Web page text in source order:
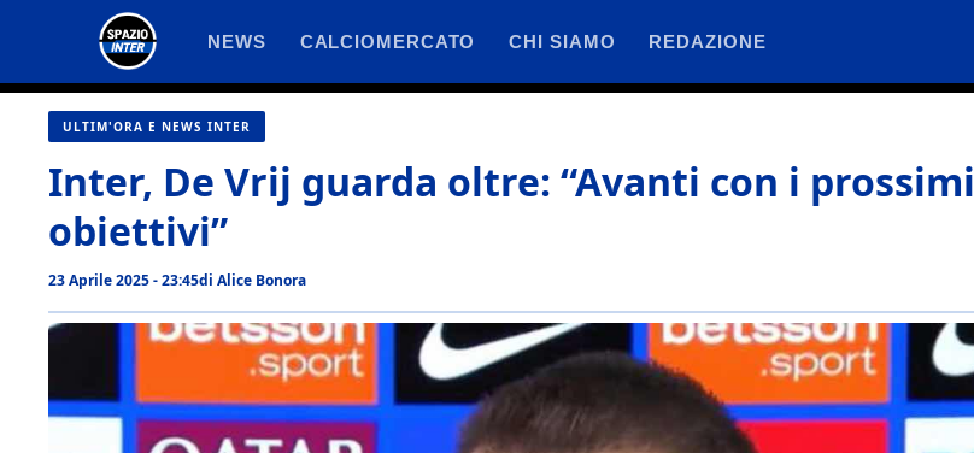
contenuto
NEWS CALCIOMERCATO CHI SIAMO REDAZIONE
ULTIM'ORA E NEWS INTER
Inter, De Vrij guarda oltre: “Avanti con i prossimi
obiettivi”
23 Aprile 2025 - 23:45di Alice Bonora